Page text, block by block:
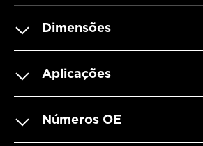
Dimensões
Aplicações
Números OE